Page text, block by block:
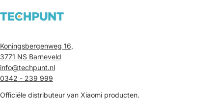
Koningsbergenweg 16,
3771 NS Barneveld
info@techpunt.nl
0342 - 239 999
Officiële distributeur van Xiaomi producten.